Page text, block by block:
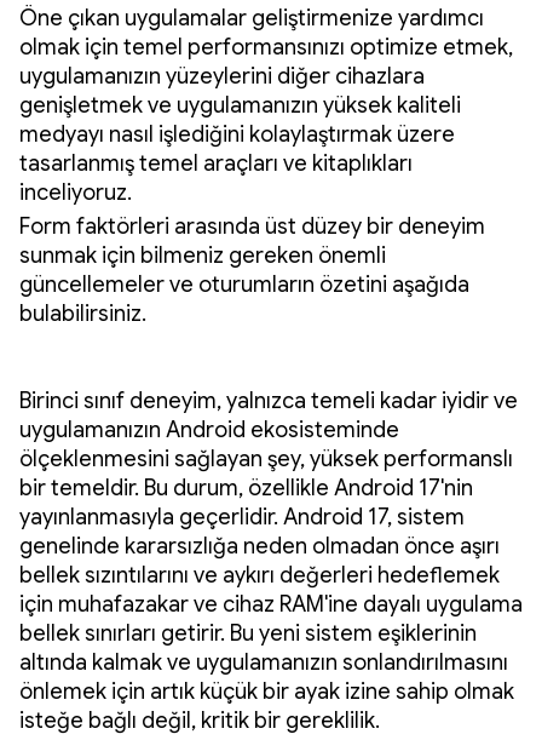
Öne çıkan uygulamalar geliştirmenize yardımcı
olmak için temel performansınızı optimize etmek,
uygulamanızın yüzeylerini diğer cihazlara
genişletmek ve uygulamanızın yüksek kaliteli
medyayı nasıl işlediğini kolaylaştırmak üzere
tasarlanmış temel araçları ve kitaplıkları
inceliyoruz.
Form faktörleri arasında üst düzey bir deneyim
sunmak için bilmeniz gereken önemli
güncellemeler ve oturumların özetini aşağıda
bulabilirsiniz.
Birinci sınıf deneyim, yalnızca temeli kadar iyidir ve
uygulamanızın Android ekosisteminde
ölçeklenmesini sağlayan şey, yüksek performanslı
bir temeldir. Bu durum, özellikle Android 17'nin
yayınlanmasıyla geçerlidir. Android 17, sistem
genelinde kararsızlığa neden olmadan önce aşırı
bellek sızıntılarını ve aykırı değerleri hedeflemek
için muhafazakar ve cihaz RAM'ine dayalı uygulama
bellek sınırları getirir. Bu yeni sistem eşiklerinin
altında kalmak ve uygulamanızın sonlandırılmasını
önlemek için artık küçük bir ayak izine sahip olmak
isteğe bağlı değil, kritik bir gereklilik.